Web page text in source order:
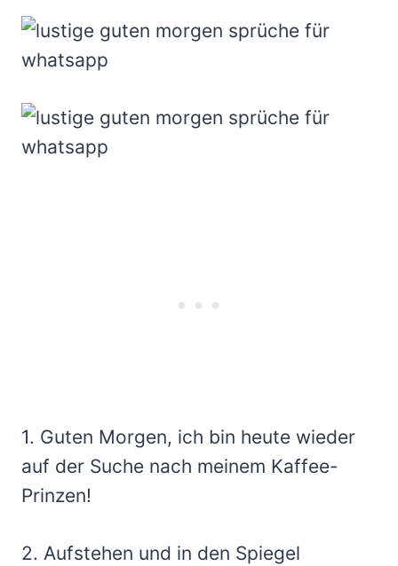
1. Guten Morgen, ich bin heute wieder
auf der Suche nach meinem Kaffee-
Prinzen!
2. Aufstehen und in den Spiegel